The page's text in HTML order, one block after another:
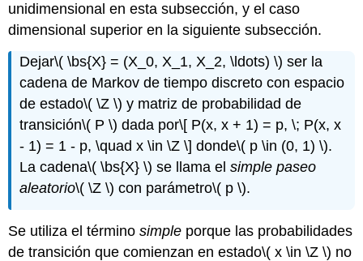
unidimensional en esta subsección, y el caso
dimensional superior en la siguiente subsección.
Dejar\( \bs{X} = (X_0, X_1, X_2, \ldots) \) ser la
cadena de Markov de tiempo discreto con espacio
de estado\( \Z \) y matriz de probabilidad de
transición\( P \) dada por\[ P(x, x + 1) = p, \; P(x, x
- 1) = 1 - p, \quad x \in \Z \] donde\( p \in (0, 1) \).
La cadena\( \bs{X} \) se llama elsimple paseo
aleatorio\( \Z \) con parámetro\( p \).
Se utiliza el términosimple porque las probabilidades
de transición que comienzan en estado\( x \in \Z \) no